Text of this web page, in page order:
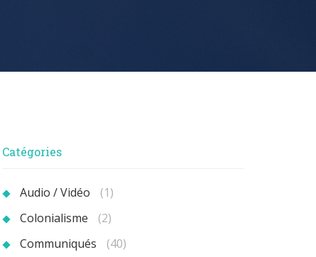
Catégories
Audio / Vidéo
(1)
Colonialisme
(2)
Communiqués
(40)